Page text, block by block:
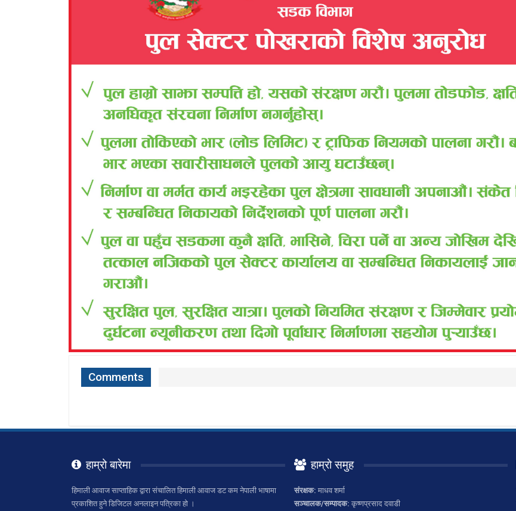
Comments
हाम्रो बारेमा
हिमाली आवाज साप्ताहिक द्वारा संचालित हिमाली आवाज डट कम नेपाली भाषामा
प्रकाशित हुने डिजिटल अनलाइन पत्रिका हो ।
हाम्रो समुह
संरक्षक: माधव शर्मा
सञ्चालक/सम्पादक: कृष्णप्रसाद दवाडी